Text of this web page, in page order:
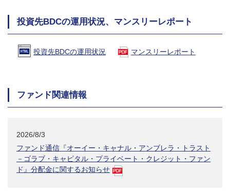
投資先BDCの運用状況、マンスリーレポート
投資先BDCの運用状況 マンスリーレポート
ファンド関連情報
2026/8/3
ファンド通信『オーイー・キャナル・アンブレラ・トラスト
－ゴラブ・キャピタル・プライベート・クレジット・ファン
ド』分配金に関するお知らせ